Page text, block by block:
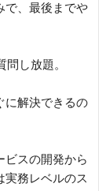
で、最後までや
し放題。
に解決できるの
ビスの開発から
実務レベルのス